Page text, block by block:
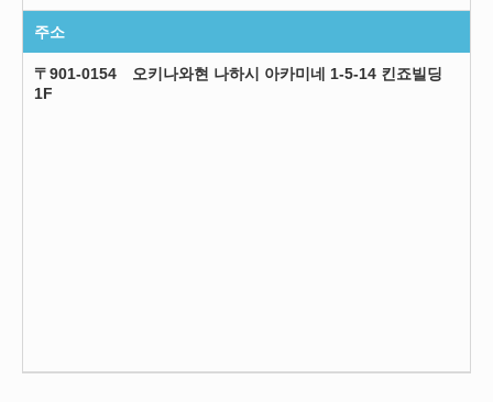
주소
〒901-0154 오키나와현 나하시 아카미네 1-5-14 킨죠빌딩
1F